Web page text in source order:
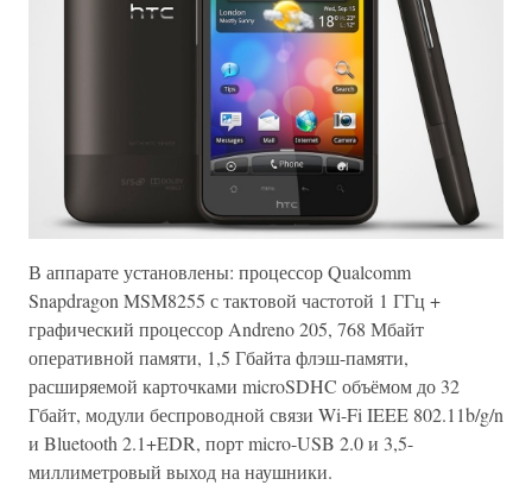
В аппарате установлены: процессор Qualcomm
Snapdragon MSM8255 с тактовой частотой 1 ГГц +
графический процессор Andreno 205, 768 Мбайт
оперативной памяти, 1,5 Гбайта флэш-памяти,
расширяемой карточками microSDHC объёмом до 32
Гбайт, модули беспроводной связи Wi-Fi IEEE 802.11b/g/n
и Bluetooth 2.1+EDR, порт micro-USB 2.0 и 3,5-
миллиметровый выход на наушники.